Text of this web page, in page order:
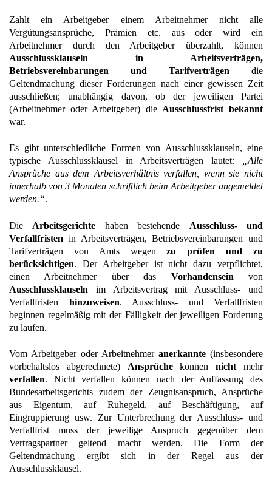
Zahlt ein Arbeitgeber einem Arbeitnehmer nicht alle
Vergütungsansprüche, Prämien etc. aus oder wird ein
Arbeitnehmer durch den Arbeitgeber überzahlt, können
Ausschlussklauseln in Arbeitsverträgen,
Betriebsvereinbarungen und Tarifverträgen die
Geltendmachung dieser Forderungen nach einer gewissen Zeit
ausschließen; unabhängig davon, ob der jeweiligen Partei
(Arbeitnehmer oder Arbeitgeber) die Ausschlussfrist bekannt
war.
Es gibt unterschiedliche Formen von Ausschlussklauseln, eine
typische Ausschlussklausel in Arbeitsverträgen lautet:
„Alle
Ansprüche aus dem Arbeitsverhältnis verfallen, wenn sie nicht
innerhalb von 3 Monaten schriftlich beim Arbeitgeber angemeldet
werden.“.
Die Arbeitsgerichte haben bestehende Ausschluss- und
Verfallfristen in Arbeitsverträgen, Betriebsvereinbarungen und
Tarifverträgen von Amts wegenzu prüfen und zu
berücksichtigen. Der Arbeitgeber ist nicht dazu verpflichtet,
einen Arbeitnehmer über das Vorhandensein von
Ausschlussklauseln im Arbeitsvertrag mit Ausschluss- und
Verfallfristen hinzuweisen. Ausschluss- und Verfallfristen
beginnen regelmäßig mit der Fälligkeit der jeweiligen Forderung
zu laufen.
Vom Arbeitgeber oder Arbeitnehmer anerkannte (insbesondere
vorbehaltslos abgerechnete) Ansprüchekönnennicht mehr
verfallen. Nicht verfallen können nach der Auffassung des
Bundesarbeitsgerichts zudem der Zeugnisanspruch, Ansprüche
aus Eigentum, auf Ruhegeld, auf Beschäftigung, auf
Eingruppierung usw. Zur Unterbrechung der Ausschluss- und
Verfallfrist muss der jeweilige Anspruch gegenüber dem
Vertragspartner geltend macht werden. Die Form der
Geltendmachung ergibt sich in der Regel aus der
Ausschlussklausel.